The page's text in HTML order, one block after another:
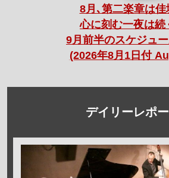
8月､第二楽章は佳
心に刻む一夜は
9月前半のスケジュ
(2026年8月1日付
デイリーレポ